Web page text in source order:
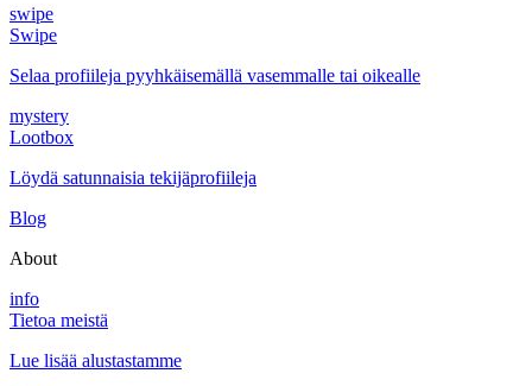
swipe
Swipe
Selaa profiileja pyyhkäisemällä vasemmalle tai oikealle
mystery
Lootbox
Löydä satunnaisia tekijäprofiileja
Blog
About
info
Tietoa meistä
Lue lisää alustastamme